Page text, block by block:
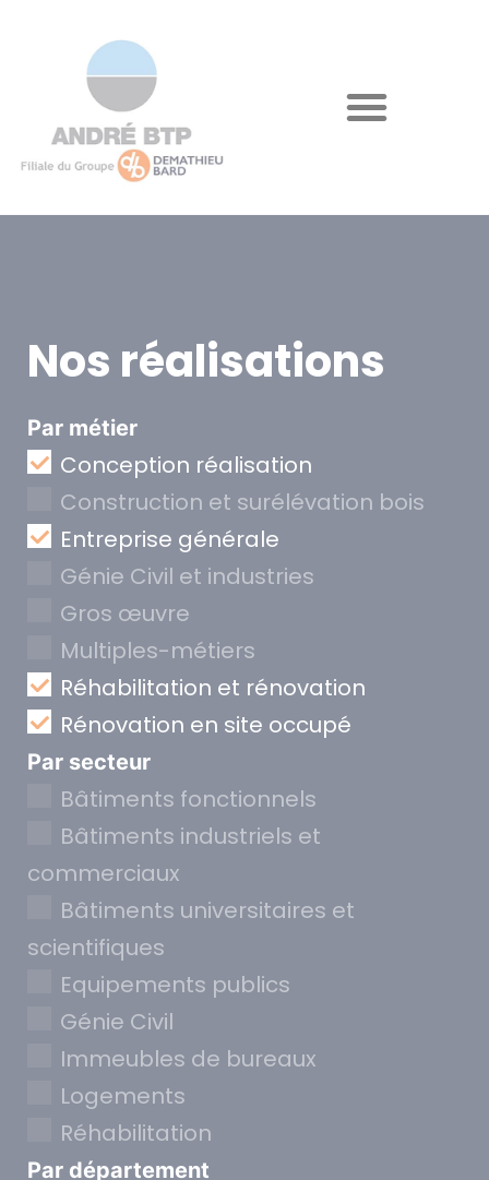
Nos réalisations
Par métier
Conception réalisation
Construction et surélévation bois
Entreprise générale
Génie Civil et industries
Gros œuvre
Multiples-métiers
Réhabilitation et rénovation
Rénovation en site occupé
Par secteur
Bâtiments fonctionnels
Bâtiments industriels et
commerciaux
Bâtiments universitaires et
scientifiques
Equipements publics
Génie Civil
Immeubles de bureaux
Logements
Réhabilitation
Par département